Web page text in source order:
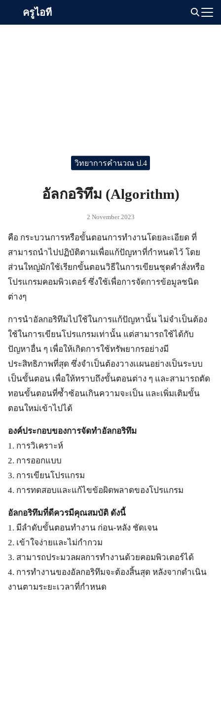
ครูไอที
วิทยาการคำนวณ ป.4
อัลกอริทึม (Algorithm)
2 November 2023
คือ กระบวนการหรือขั้นตอนการทำงานโดยละเอียด ที่
สามารถนำไปปฏิบัติตามเพื่อแก้ปัญหาที่กำหนดไว้ โดย
ส่วนใหญ่มักใช้เรียกขั้นตอนวิธีในการเขียนชุดคำสั่งหรือ
โปรแกรมคอมพิวเตอร์ ซึ่งใช้เพื่อการจัดการข้อมูลชนิด
ต่างๆ
การนำอัลกอริทึมไปใช้ในการแก้ปัญหานั้น ไม่จำเป็นต้อง
ใช้ในการเขียนโปรแกรมเท่านั้น แต่สามารถใช้ได้กับ
ปัญหาอื่น ๆ เพื่อให้เกิดการใช้ทรัพยากรอย่างมี
ประสิทธิภาพที่สุด ซึ่งจำเป็นต้องวางเเผนอย่างเป็นระบบ
เป็นขั้นตอน เพื่อให้ทราบถึงขั้นตอนต่าง ๆ และสามารถตัด
ทอนขั้นตอนที่ซ้ำซ้อนเกินความจะเป็น และเพิ่มเติมขั้น
ตอนใหม่เข้าไปได้
องค์ประกอบของการจัดทำอัลกอริทึม
1. การวิเคราะห์
2. การออกแบบ
3. การเขียนโปรแกรม
4. การทดสอบและแก้ไขข้อผิดพลาดของโปรแกรม
อัลกอริทึมที่ดีควรมีคุณสมบัติ ดังนี้
1. มีลำดับขั้นตอนทำงาน ก่อน-หลัง ชัดเจน
2. เข้าใจง่ายและไม่กำกวม
3. สามารถประมวลผลการทำงานด้วยคอมพิวเตอร์ได้
4. การทำงานของอัลกอริทึมจะต้องสิ้นสุด หลังจากดำเนิน
งานตามระยะเวลาที่กำหนด